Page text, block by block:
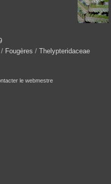
Fougères / Thelypteridaceae
le webmestre